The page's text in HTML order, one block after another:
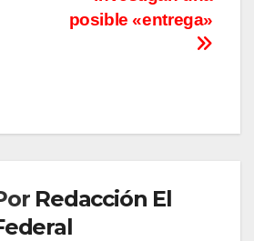
posible «entrega»
Redacción El